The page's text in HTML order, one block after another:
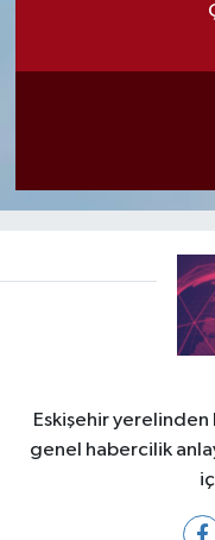
Eskişehir
genel habercilik